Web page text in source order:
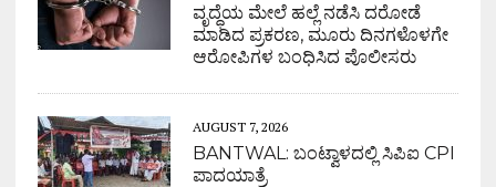
ವೃದ್ಧೆಯ ಮೇಲೆ ಹಲ್ಲೆ ನಡೆಸಿ ದರೋಡೆ
ಮಾಡಿದ ಪ್ರಕರಣ, ಮೂರು ದಿನಗಳೊಳಗೇ
ಆರೋಪಿಗಳ ಬಂಧಿಸಿದ ಪೊಲೀಸರು
AUGUST 7, 2026
BANTWAL: ಬಂಟ್ವಾಳದಲ್ಲಿ ಸಿಪಿಐ CPI
ಪಾದಯಾತ್ರೆ